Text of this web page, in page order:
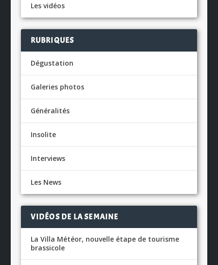
Les vidéos
RUBRIQUES
Dégustation
Galeries photos
Généralités
Insolite
Interviews
Les News
VIDÉOS DE LA SEMAINE
La Villa Météor, nouvelle étape de tourisme
brassicole